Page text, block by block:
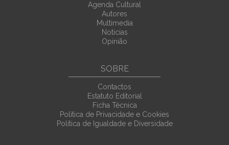
Agenda Cultural
Autores
Multimedia
Noticias
Opinião
SOBRE
Contactos
Estatuto Editorial
Ficha Técnica
Política de Privacidade e Cookies
Política de Igualdade e Diversidade